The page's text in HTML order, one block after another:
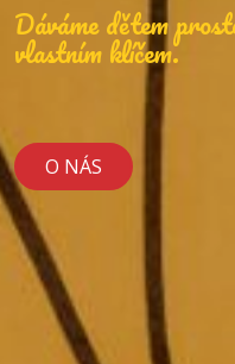
Dáváme dětem
vlastním klíčem.
O NÁS